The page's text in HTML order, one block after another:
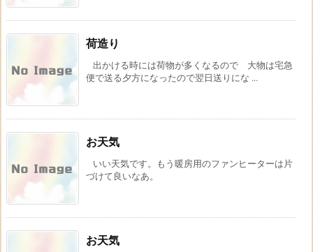
荷造り
出かける時には荷物が多くなるので 大物は宅急
便で送る夕方になったので翌日送りにな ...
お天気
いい天気です。もう暖房用のファンヒーターは片
づけて良いなあ。
お天気